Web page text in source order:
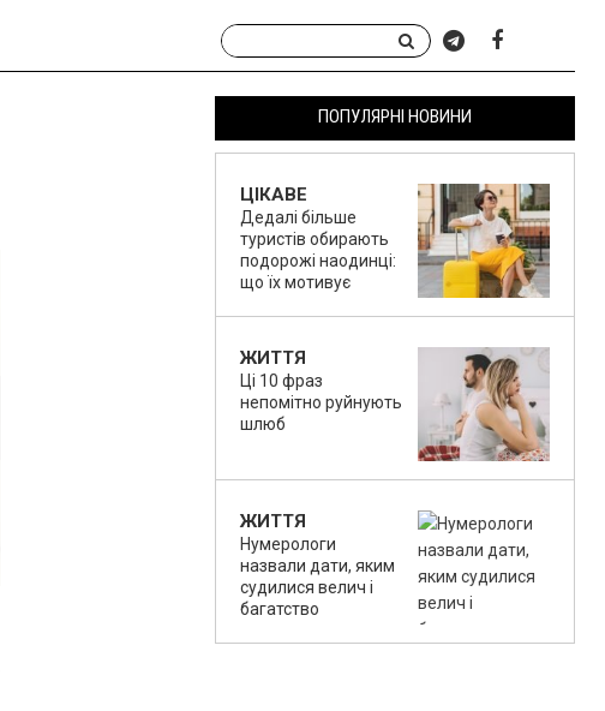
ПОПУЛЯРНІ НОВИНИ
ЦІКАВЕ
Дедалі більше
туристів обирають
подорожі наодинці:
що їх мотивує
ЖИТТЯ
Ці 10 фраз
непомітно руйнують
шлюб
ЖИТТЯ
Нумерологи
назвали дати, яким
судилися велич і
багатство